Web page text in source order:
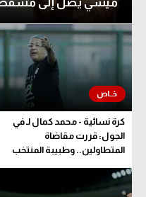
ميسي يصل إلى مسقط
كرة نسائية - محمد كمال لـ في
الجول: قررت مقاضاة
المتطاولين.. وطبيبة المنتخب